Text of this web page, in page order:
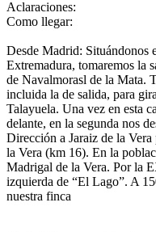
Aclaraciones:
Como llegar:
Desde Madrid: Situándonos
Extremadura, tomaremos la
de Navalmorasl de la Mata.
incluida la de salida, para
Talayuela. Una vez en esta
delante, en la segunda nos
Dirección a Jaraiz de la Vera
la Vera (km 16). En la
Madrigal de la Vera. Por la
izquierda de “El Lago”. A
nuestra finca